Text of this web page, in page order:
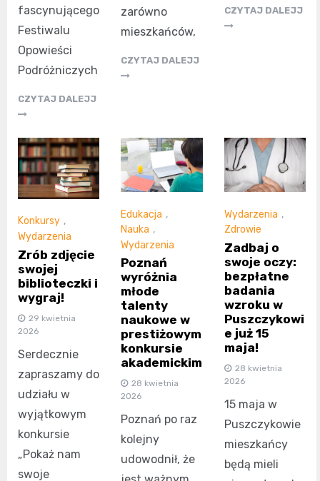
fascynującego
Festiwalu
Opowieści
Podróżniczych
CZYTAJ DALEJJ
zarówno
mieszkańców,
CZYTAJ DALEJJ
CZYTAJ DALEJJ
Konkursy ,
Wydarzenia
Zrób zdjęcie
swojej
biblioteczki i
wygraj!
29 kwietnia
2026
Serdecznie
zapraszamy do
udziału w
wyjątkowym
konkursie
„Pokaż nam
swoje
Edukacja ,
Nauka ,
Wydarzenia
Poznań
wyróżnia
młode
talenty
naukowe w
prestiżowym
konkursie
akademickim
28 kwietnia
2026
Poznań po raz
kolejny
udowodnił, że
Wydarzenia ,
Zdrowie
Zadbaj o
swoje oczy:
bezpłatne
badania
wzroku w
Puszczykowi
e już 15
maja!
28 kwietnia
2026
15 maja w
Puszczykowie
mieszkańcy
będą mieli